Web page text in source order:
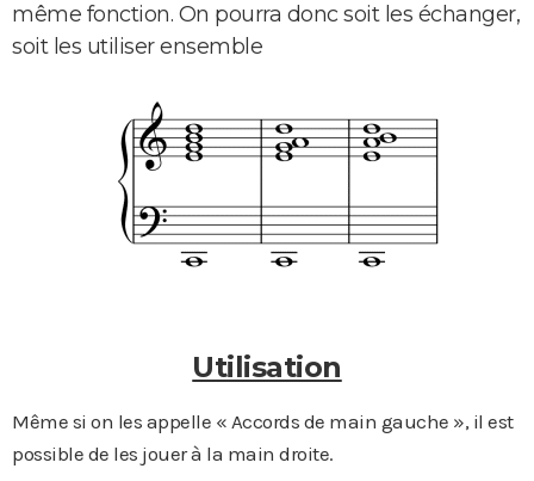
même fonction. On pourra donc soit les échanger,
soit les utiliser ensemble
Utilisation
Même si on les appelle « Accords de main gauche », il est
possible de les jouer à la main droite.